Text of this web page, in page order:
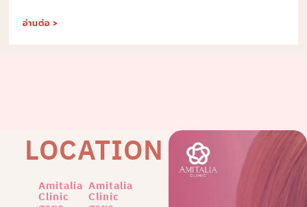
อ่านต่อ >
LOCATION
Amitalia
Clinic
Amitalia
Clinic